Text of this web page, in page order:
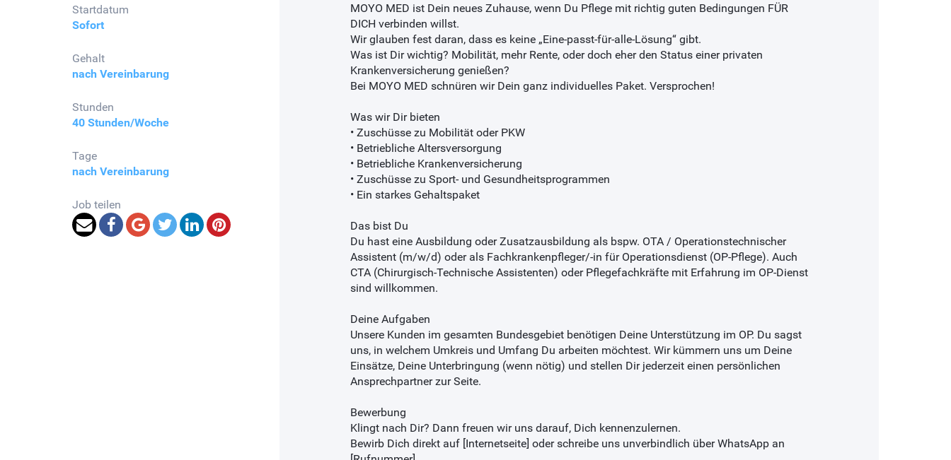
Startdatum
Sofort
Gehalt
nach Vereinbarung
Stunden
40 Stunden/Woche
Tage
nach Vereinbarung
Job teilen
MOYO MED ist Dein neues Zuhause, wenn Du Pflege mit richtig guten Bedingungen FÜR
DICH verbinden willst.
Wir glauben fest daran, dass es keine „Eine-passt-für-alle-Lösung“ gibt.
Was ist Dir wichtig? Mobilität, mehr Rente, oder doch eher den Status einer privaten
Krankenversicherung genießen?
Bei MOYO MED schnüren wir Dein ganz individuelles Paket. Versprochen!
Was wir Dir bieten
• Zuschüsse zu Mobilität oder PKW
• Betriebliche Altersversorgung
• Betriebliche Krankenversicherung
• Zuschüsse zu Sport- und Gesundheitsprogrammen
• Ein starkes Gehaltspaket
Das bist Du
Du hast eine Ausbildung oder Zusatzausbildung als bspw. OTA / Operationstechnischer
Assistent (m/w/d) oder als Fachkrankenpfleger/-in für Operationsdienst (OP-Pflege). Auch
CTA (Chirurgisch-Technische Assistenten) oder Pflegefachkräfte mit Erfahrung im OP-Dienst
sind willkommen.
Deine Aufgaben
Unsere Kunden im gesamten Bundesgebiet benötigen Deine Unterstützung im OP. Du sagst
uns, in welchem Umkreis und Umfang Du arbeiten möchtest. Wir kümmern uns um Deine
Einsätze, Deine Unterbringung (wenn nötig) und stellen Dir jederzeit einen persönlichen
Ansprechpartner zur Seite.
Bewerbung
Klingt nach Dir? Dann freuen wir uns darauf, Dich kennenzulernen.
Bewirb Dich direkt auf [Internetseite] oder schreibe uns unverbindlich über WhatsApp an